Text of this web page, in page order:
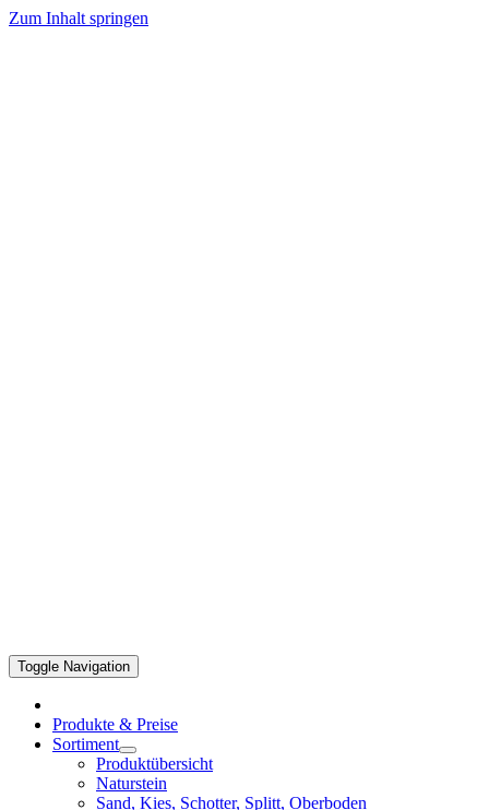
Zum Inhalt springen
Toggle Navigation
Produkte & Preise
Sortiment
Produktübersicht
Naturstein
Sand, Kies, Schotter, Splitt, Oberboden